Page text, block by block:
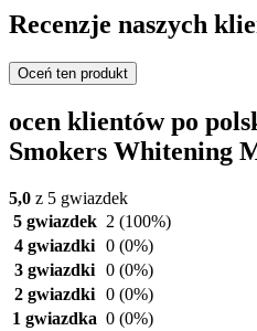
Recenzje naszych
Oceń ten produkt
ocen klientów po
Smokers Whitening
5,0 z 5 gwiazdek
5 gwiazdek 2 (100%)
4 gwiazdki 0 (0%)
3 gwiazdki 0 (0%)
2 gwiazdki 0 (0%)
1 gwiazdka 0 (0%)